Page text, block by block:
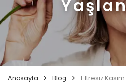
Anasayfa Blog Filtresiz